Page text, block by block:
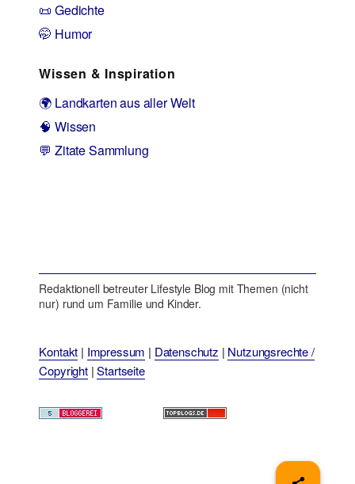
📜 Gedichte
🤭 Humor
Wissen & Inspiration
🌍 Landkarten aus aller Welt
🧠 Wissen
💬 Zitate Sammlung
Redaktionell betreuter Lifestyle Blog mit Themen (nicht
nur) rund um Familie und Kinder.
Kontakt | Impressum | Datenschutz | Nutzungsrechte /
Copyright|Startseite